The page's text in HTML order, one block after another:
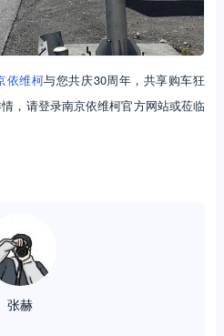
依维柯与您共庆30周年，共享购车狂
，请登录南京依维柯官方网站或莅临
张赫